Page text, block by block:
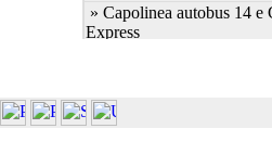
» Capolinea autobus 14 e
Express
» Centro Linguistico
» Centro S.Elisabetta